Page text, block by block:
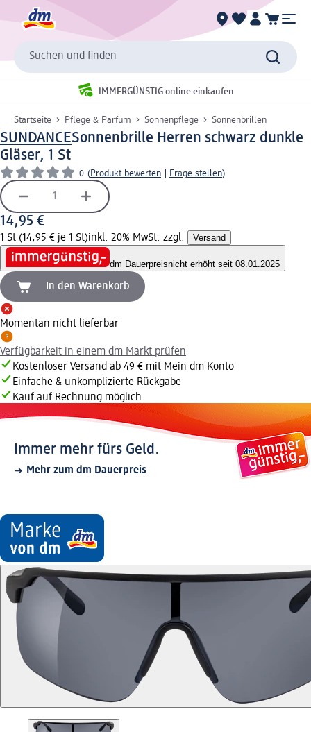
Suchen und finden
IMMERGÜNSTIG online einkaufen
Startseite Pflege & Parfum Sonnenpflege Sonnenbrillen
SUNDANCESonnenbrille Herren schwarz dunkle
Gläser, 1 St
0 (Produkt bewerten Frage stellen)
14,95 €
1 St (14,95 € je 1 St)inkl. 20% MwSt. zzgl. Versand
dm Dauerpreisnicht erhöht seit 08.01.2025
In den Warenkorb
Momentan nicht lieferbar
Verfügbarkeit in einem dm Markt prüfen
Kostenloser Versand ab 49 € mit Mein dm Konto
Einfache & unkomplizierte Rückgabe
Kauf auf Rechnung möglich
Immer mehr fürs Geld.
Mehr zum dm Dauerpreis